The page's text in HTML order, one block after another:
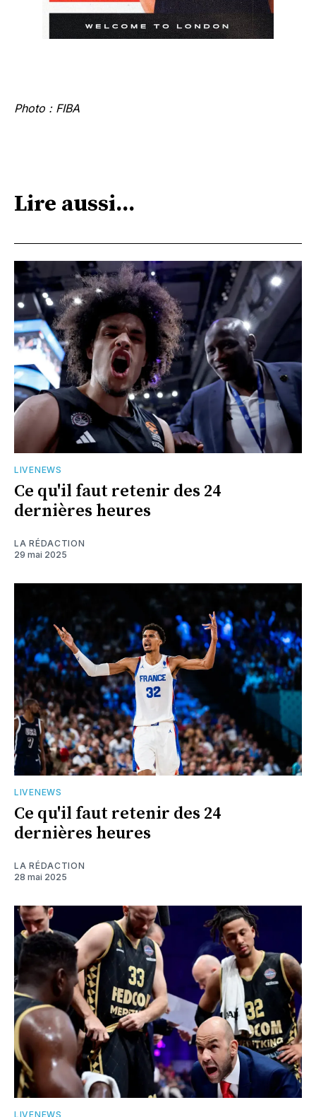
‍Photo : FIBA
Lire aussi...
LIVENEWS
Ce qu'il faut retenir des 24
dernières heures
LA RÉDACTION
29 mai 2025
LIVENEWS
Ce qu'il faut retenir des 24
dernières heures
LA RÉDACTION
28 mai 2025
LIVENEWS